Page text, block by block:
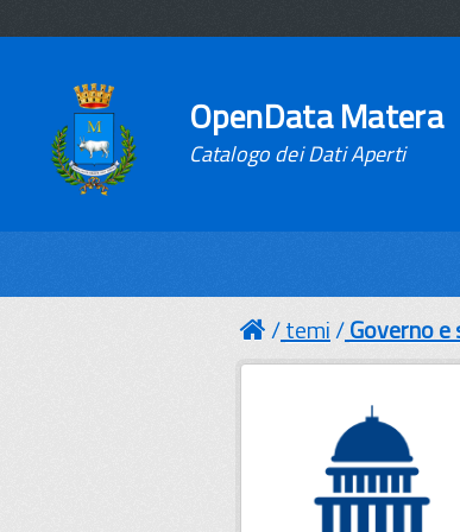
OpenData Matera
Catalogo dei Dati Aperti
temi Governo